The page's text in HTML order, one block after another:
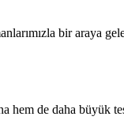
bir araya
de daha büyük